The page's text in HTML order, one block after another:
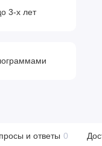
3-х лет
и ответы 0